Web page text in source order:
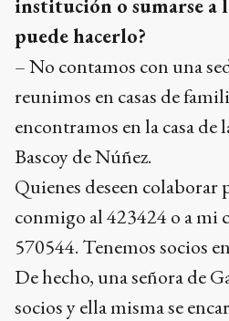
institución o sumarse a
puede hacerlo?
– No contamos con una
reunimos en casas de
encontramos en la casa de
Bascoy de Núñez.
Quienes deseen colaborar
conmigo al 423424 o a mi
570544. Tenemos socios
De hecho, una señora de
socios y ella misma se